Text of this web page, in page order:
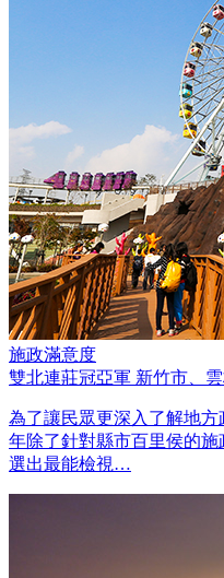
施政滿意度
雙北連莊冠亞軍 新竹市、
為了讓民眾更深入了解地
年除了針對縣市百里侯的
選出最能檢視…